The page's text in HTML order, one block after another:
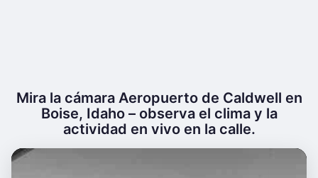
Mira la cámara Aeropuerto de Caldwell en
Boise, Idaho – observa el clima y la
actividad en vivo en la calle.